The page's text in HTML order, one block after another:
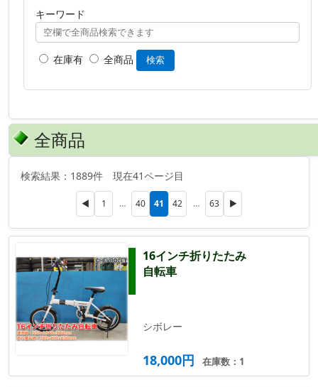
キーワード
在庫有 全商品 検索
全商品
検索結果：1889件 現在41ページ目
◀ 1 … 40 41 42 … 63 ▶
16インチ折りたたみ
自転車
シボレー
18,000円 在庫数：1